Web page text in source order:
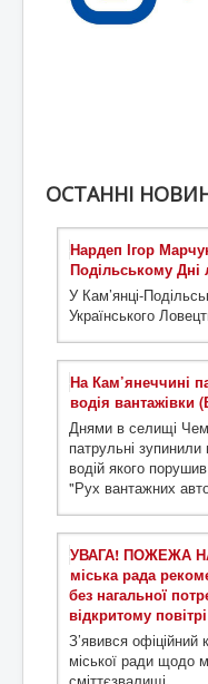
ОСТАННІ
Нардеп Ігор
Подільському Дні
У Кам’янці-
Українського
На Кам’янеччині
водія вантажівки
Днями в селищі
патрульні
водій якого
"Рух вантажних
УВАГА! ПОЖЕЖА
міська рада
без нагальної
відкритому повітрі
З’явився офіційний
міської ради щодо